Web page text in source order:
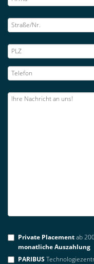
Private Placementab
monatliche Auszahlung
PARIBUS